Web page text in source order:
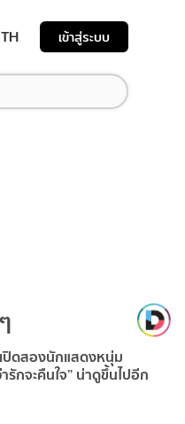
TH เข้าสู่ระบบ
ปิดสองนักแสดงหนุ่ม
รักจะคืนใจ” น่าดูขึ้นไปอีก